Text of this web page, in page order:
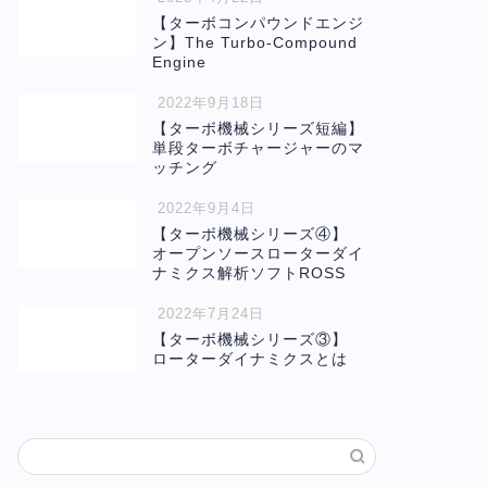
【ターボコンパウンドエンジ
ン】The Turbo-Compound
Engine
2022年9月18日
【ターボ機械シリーズ短編】
単段ターボチャージャーのマ
ッチング
2022年9月4日
【ターボ機械シリーズ④】
オープンソースローターダイ
ナミクス解析ソフトROSS
2022年7月24日
【ターボ機械シリーズ③】
ローターダイナミクスとは